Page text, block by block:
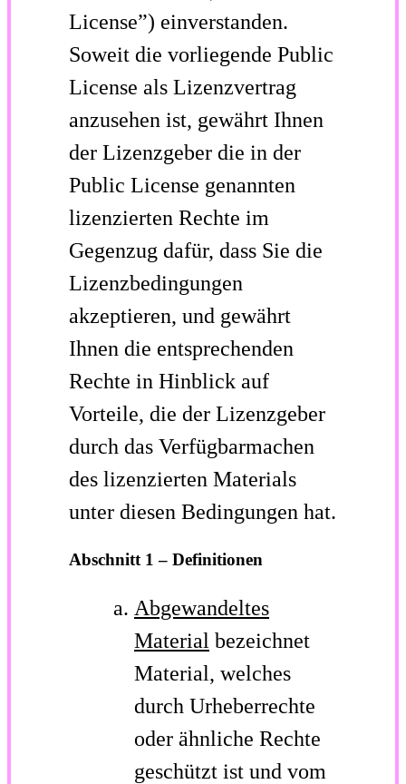
License”) einverstanden.
Soweit die vorliegende Public
License als Lizenzvertrag
anzusehen ist, gewährt Ihnen
der Lizenzgeber die in der
Public License genannten
lizenzierten Rechte im
Gegenzug dafür, dass Sie die
Lizenzbedingungen
akzeptieren, und gewährt
Ihnen die entsprechenden
Rechte in Hinblick auf
Vorteile, die der Lizenzgeber
durch das Verfügbarmachen
des lizenzierten Materials
unter diesen Bedingungen hat.
Abschnitt 1 – Definitionen
Abgewandeltes
Material bezeichnet
Material, welches
durch Urheberrechte
oder ähnliche Rechte
geschützt ist und vom